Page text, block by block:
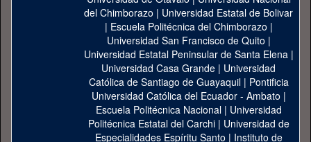
del Chimborazo | Universidad Estatal de Bolivar
| Escuela Politécnica del Chimborazo |
Universidad San Francisco de Quito |
Universidad Estatal Peninsular de Santa Elena|
Universidad Casa Grande | Universidad
Católica de Santiago de Guayaquil| Pontificia
Universidad Católica del Ecuador - Ambato |
Escuela Politécnica Nacional| Universidad
Politécnica Estatal del Carchi| Universidad de
Especialidades Espíritu Santo | Instituto de